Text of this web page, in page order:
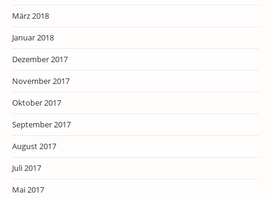
März 2018
Januar 2018
Dezember 2017
November 2017
Oktober 2017
September 2017
August 2017
Juli 2017
Mai 2017